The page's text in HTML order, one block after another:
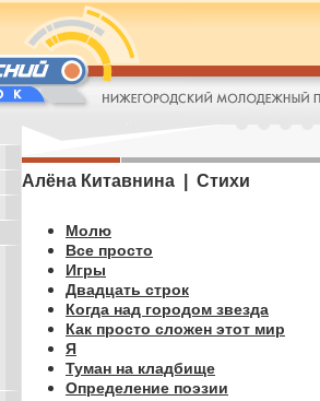
Алёна Китавнина | Стихи
Молю
Все просто
Игры
Двадцать строк
Когда над городом звезда
Как просто сложен этот мир
Я
Туман на кладбище
Определение поэзии